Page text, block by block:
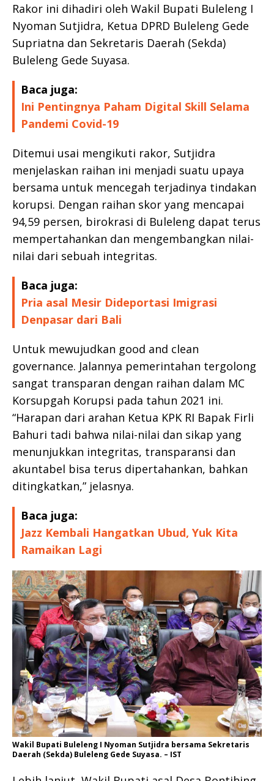
Rakor ini dihadiri oleh Wakil Bupati Buleleng I
Nyoman Sutjidra, Ketua DPRD Buleleng Gede
Supriatna dan Sekretaris Daerah (Sekda)
Buleleng Gede Suyasa.
Baca juga:
Ini Pentingnya Paham Digital Skill Selama
Pandemi Covid-19
Ditemui usai mengikuti rakor, Sutjidra
menjelaskan raihan ini menjadi suatu upaya
bersama untuk mencegah terjadinya tindakan
korupsi. Dengan raihan skor yang mencapai
94,59 persen, birokrasi di Buleleng dapat terus
mempertahankan dan mengembangkan nilai-
nilai dari sebuah integritas.
Baca juga:
Pria asal Mesir Dideportasi Imigrasi
Denpasar dari Bali
Untuk mewujudkan good and clean
governance. Jalannya pemerintahan tergolong
sangat transparan dengan raihan dalam MC
Korsupgah Korupsi pada tahun 2021 ini.
“Harapan dari arahan Ketua KPK RI Bapak Firli
Bahuri tadi bahwa nilai-nilai dan sikap yang
menunjukkan integritas, transparansi dan
akuntabel bisa terus dipertahankan, bahkan
ditingkatkan,” jelasnya.
Baca juga:
Jazz Kembali Hangatkan Ubud, Yuk Kita
Ramaikan Lagi
Wakil Bupati Buleleng I Nyoman Sutjidra bersama Sekretaris
Daerah (Sekda) Buleleng Gede Suyasa. – IST